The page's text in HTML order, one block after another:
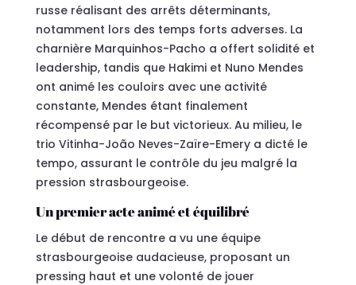
russe réalisant des arrêts déterminants,
notamment lors des temps forts adverses. La
charnière Marquinhos-Pacho a offert solidité et
leadership, tandis que Hakimi et Nuno Mendes
ont animé les couloirs avec une activité
constante, Mendes étant finalement
récompensé par le but victorieux. Au milieu, le
trio Vitinha-João Neves-Zaïre-Emery a dicté le
tempo, assurant le contrôle du jeu malgré la
pression strasbourgeoise.
Un premier acte animé et équilibré
Le début de rencontre a vu une équipe
strasbourgeoise audacieuse, proposant un
pressing haut et une volonté de jouer